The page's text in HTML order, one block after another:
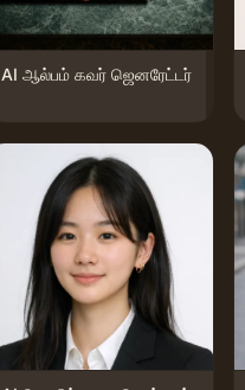
AI ஆல்பம் கவர் ஜெனரேட்டர்